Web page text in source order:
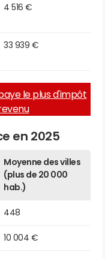
4 516 €
33 939 €
le plus d'impôt
en 2025
Moyenne des villes
(plus de 20 000
hab.)
448
10 004 €